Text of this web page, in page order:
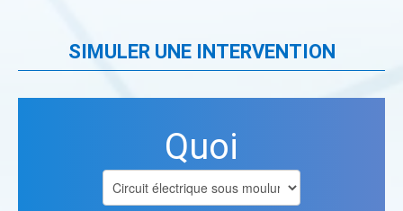
SIMULER UNE INTERVENTION
Quoi